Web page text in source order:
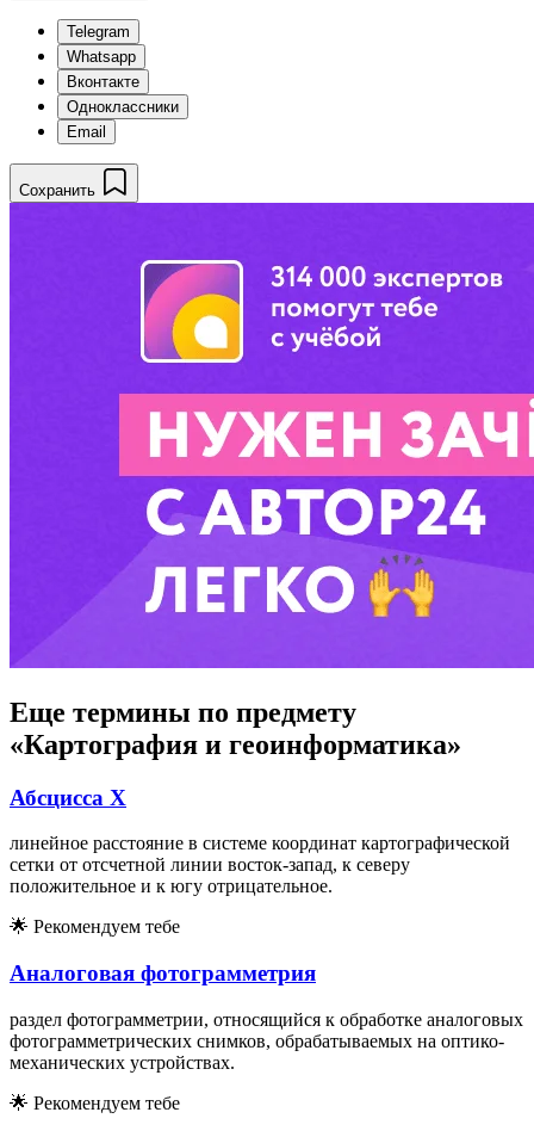
Telegram
Whatsapp
Вконтакте
Одноклассники
Email
Сохранить
Еще термины по предмету
«Картография и геоинформатика»
Абсцисса X
линейное расстояние в системе координат картографической
сетки от отсчетной линии восток-запад, к северу
положительное и к югу отрицательное.
🌟 Рекомендуем тебе
Аналоговая фотограмметрия
раздел фотограмметрии, относящийся к обработке аналоговых
фотограмметрических снимков, обрабатываемых на оптико-
механических устройствах.
🌟 Рекомендуем тебе